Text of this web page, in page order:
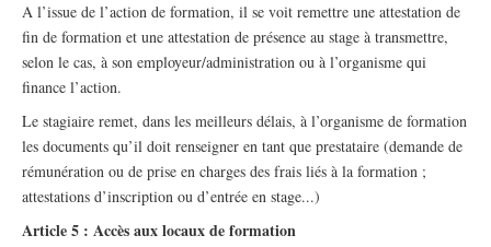
A l’issue de l’action de formation, il se voit remettre une attestation de
fin de formation et une attestation de présence au stage à transmettre,
selon le cas, à son employeur/administration ou à l’organisme qui
finance l’action.
Le stagiaire remet, dans les meilleurs délais, à l’organisme de formation
les documents qu’il doit renseigner en tant que prestataire (demande de
rémunération ou de prise en charges des frais liés à la formation ;
attestations d’inscription ou d’entrée en stage...)
Article 5 : Accès aux locaux de formation